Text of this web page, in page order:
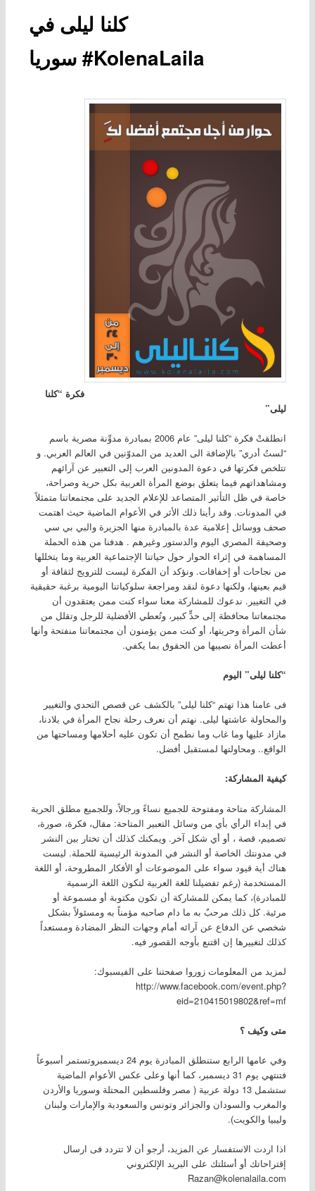
كلنا ليلى في
سوريا #KolenaLaila
فكرة “كلنا
ليلى”
انطلقتْ فكرة “كلنا ليلى” عام 2006 بمبادرة مدوِّنة مصرية باسم
“لستُ أدري” بالإضافة الى العديد من المدوّنين في العالم العربي. و
تتلخص فكرتها في دعوة المدونين العرب إلى التعبير عن آرائهم
ومشاهداتهم فيما يتعلق بوضع المرأة العربية بكل حرية وصراحة،
خاصة في ظل التأثير المتصاعد للإعلام الجديد على مجتمعاتنا متمثلاً
في المدونات. وقد رأينا ذلك الأثر في الأعوام الماضية حيث اهتمت
صحف ووسائل إعلامية عدة بالمبادرة منها الجزيرة والبي بي سي
وصحيفة المصري اليوم والدستور وغيرهم . هدفنا من هذه الحملة
المساهمة في إثراء الحوار حول حياتنا الإجتماعية العربية وما يتخللها
من نجاحات أو إخفاقات. ونؤكد أن الفكرة ليست للترويج لثقافة أو
قيم بعينها، ولكنها دعوة لنقد ومراجعة سلوكياتنا اليومية برغبة حقيقية
في التغيير. ندعوك للمشاركة معنا سواء كنت ممن يعتقدون أن
مجتمعاتنا محافظة إلى حدٍّ كبير، وتُعطي الأفضلية للرجل وتقلل من
شأن المرأة وحريتها، أو كنت ممن يؤمنون أن مجتمعاتنا منفتحة وأنها
أعطت المرأة نصيبها من الحقوق بما يكفي.
“كلنا ليلى” اليوم
فى عامنا هذا تهتم “كلنا ليلى” بالكشف عن قصص التحدي والتغيير
والمحاولة عاشتها ليلى. نهتم أن نعرف رحلة نجاح المرأة في بلادنا،
مازاد عليها وما غاب وما نطمح أن تكون عليه أحلامها ومساحتها من
الواقع.. ومحاولتها لمستقبل أفضل.
كيفية المشاركة:
المشاركة متاحة ومفتوحة للجميع نساءً ورجالاً، وللجميع مطلق الحرية
في إبداء الرأي بأي من وسائل التعبير المتاحة: مقال، فكرة، صورة،
تصميم، قصة ، أو أي شكل آخر. ويمكنك كذلك أن تختار بين النشر
في مدونتك الخاصة أو النشر في المدونة الرئيسية للحملة. ليست
هناك أية قيود سواء على الموضوعات أو الأفكار المطروحة، أو اللغة
المستخدمة (رغم تفضيلنا للغة العربية لتكون اللغة الرسمية
للمبادرة)، كما يمكن للمشاركة أن تكون مكتوبة أو مسموعة أو
مرئية. كل ذلك مرحبٌ به ما دام صاحبه مؤمناً به ومسئولاً بشكل
شخصي عن الدفاع عن آرائه أمام وجهات النظر المضادة ومستعداً
كذلك لتغييرها إن اقتنع بأوجه القصور فيه.
لمزيد من المعلومات زوروا صفحتنا على الفيسبوك:
http://www.facebook.com/event.php?
eid=210415019802&ref=mf
متى وكيف ؟
وفي عامها الرابع ستنطلق المبادرة يوم 24 ديسمبروتستمر أسبوعاً
فتنتهي يوم 31 ديسمبر، كما أنها وعلى عكس الأعوام الماضية
ستشمل 13 دولة عربية ( مصر وفلسطين المحتلة وسوريا والأردن
والمغرب والسودان والجزائر وتونس والسعودية والإمارات ولبنان
وليبيا والكويت).
اذا اردت الاستفسار عن المزيد، أرجو أن لا تتردد فى ارسال
إقتراحاتك أو أسئلتك على البريد الإلكتروني
Razan@kolenalaila.com